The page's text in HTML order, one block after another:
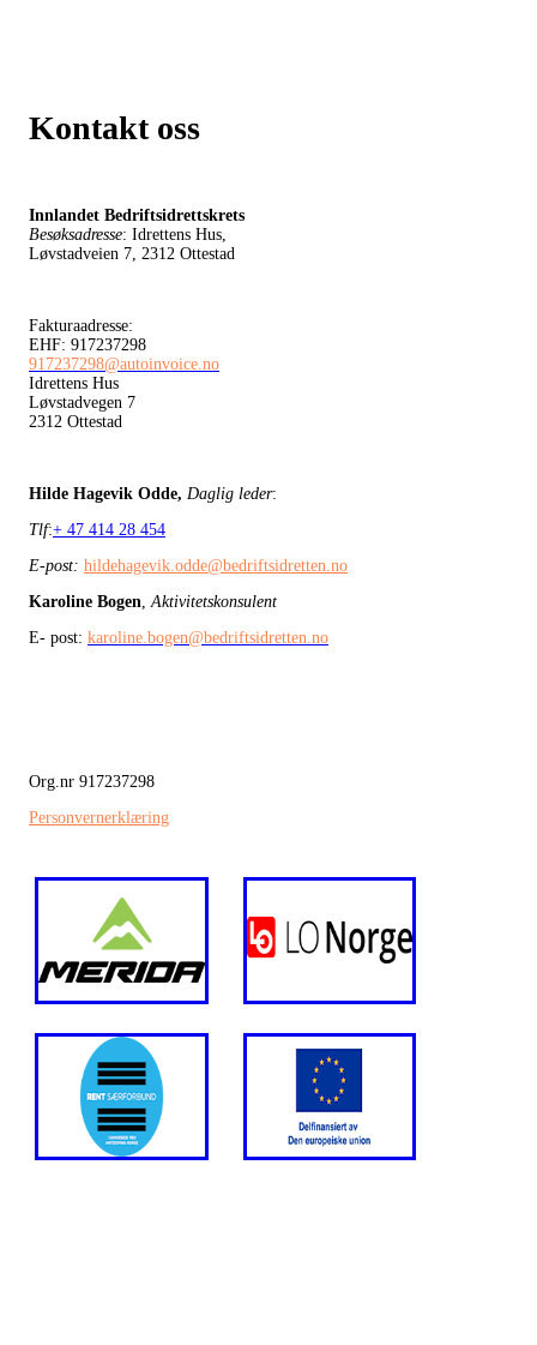
Kontakt oss
Innlandet Bedriftsidrettskrets
Besøksadresse: Idrettens Hus,
Løvstadveien 7, 2312 Ottestad
Fakturaadresse:
EHF: 917237298
917237298@autoinvoice.no
Idrettens Hus
Løvstadvegen 7
2312 Ottestad
Hilde Hagevik Odde, Daglig leder:
Tlf:+ 47 414 28 454
E-post: hildehagevik.odde@bedriftsidretten.no
Karoline Bogen Aktivitetskonsulent
E- post: karoline.bogen@bedriftsidretten.no
Org.nr 917237298
Personvernerklæring